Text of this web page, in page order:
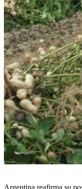
Argentina reafirma su